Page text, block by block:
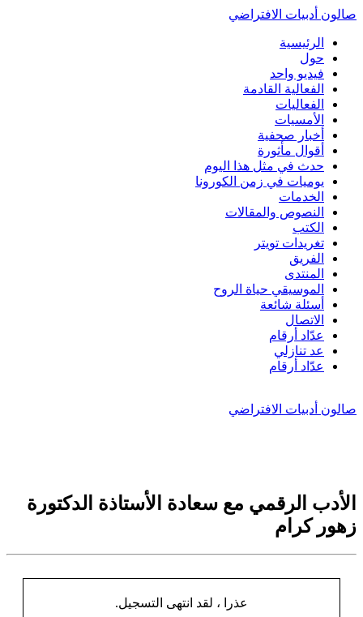
صالون أدبيات الافتراضي
الرئيسية
حول
فيديو واحد
الفعالية القادمة
الفعاليات
الأمسيات
أخبار صحفية
أقوال مأثورة
حدث في مثل هذا اليوم
يوميات في زمن الكورونا
الخدمات
النصوص والمقالات
الكتب
تغريدات تويتر
الفريق
المنتدى
الموسيقي حياة الروح
أسئلة شائعة
الاتصال
عدّاد أرقام
عد تنازلي
عدّاد أرقام
صالون أدبيات الافتراضي
الأدب الرقمي مع سعادة الأستاذة الدكتورة
زهور كرام
عذرا ، لقد انتهى التسجيل.